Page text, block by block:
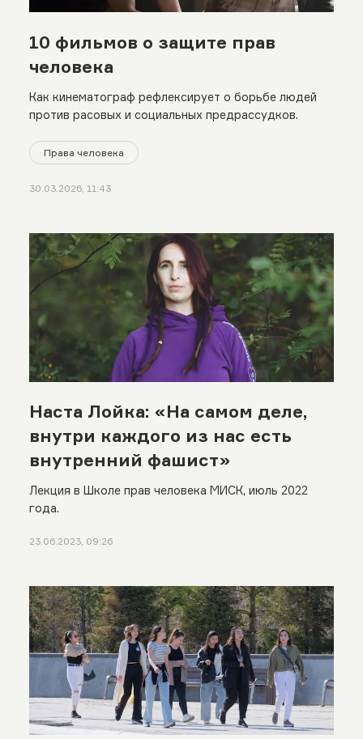
10 фильмов о защите прав
человека
Как кинематограф рефлексирует о борьбе людей
против расовых и социальных предрассудков.
Права человека
30.03.2026, 11:43
Наста Лойка: «На самом деле,
внутри каждого из нас есть
внутренний фашист»
Лекция в Школе прав человека МИСК, июль 2022
года.
23.06.2023, 09:26